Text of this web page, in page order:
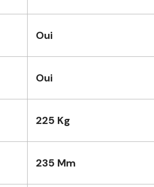
Oui
Oui
225 Kg
235 Mm